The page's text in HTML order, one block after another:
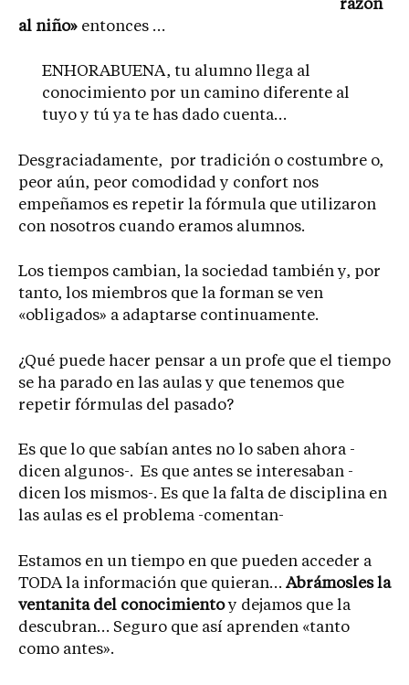
razón
al niño» entonces …
ENHORABUENA, tu alumno llega al
conocimiento por un camino diferente al
tuyo y tú ya te has dado cuenta…
Desgraciadamente, por tradición o costumbre o,
peor aún, peor comodidad y confort nos
empeñamos es repetir la fórmula que utilizaron
con nosotros cuando eramos alumnos.
Los tiempos cambian, la sociedad también y, por
tanto, los miembros que la forman se ven
«obligados» a adaptarse continuamente.
¿Qué puede hacer pensar a un profe que el tiempo
se ha parado en las aulas y que tenemos que
repetir fórmulas del pasado?
Es que lo que sabían antes no lo saben ahora -
dicen algunos-. Es que antes se interesaban -
dicen los mismos-. Es que la falta de disciplina en
las aulas es el problema -comentan-
Estamos en un tiempo en que pueden acceder a
TODA la información que quieran… Abrámosles la
ventanita del conocimientoy dejamos que la
descubran… Seguro que así aprenden «tanto
como antes».